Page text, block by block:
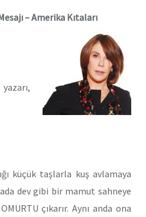
– Amerika Kıtaları
küçük taşlarla kuş avlamaya
dev gibi bir mamut sahneye
çıkarır. Aynı anda ona